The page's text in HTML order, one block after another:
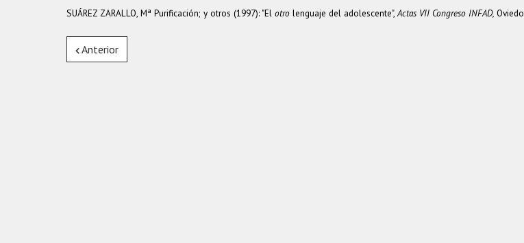
SUÁREZ ZARALLO, Mª Purificación; y otros (1997): "El otro lenguaje del adolescente",Actas VII Congreso INFAD,
Anterior